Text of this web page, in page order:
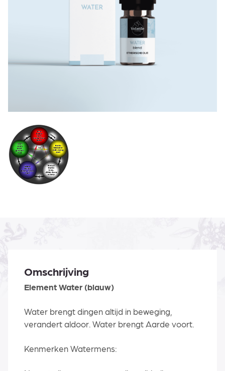
Omschrijving
Element Water (blauw)
Water brengt dingen altijd in beweging,
verandert aldoor. Water brengt Aarde voort.
Kenmerken Watermens: